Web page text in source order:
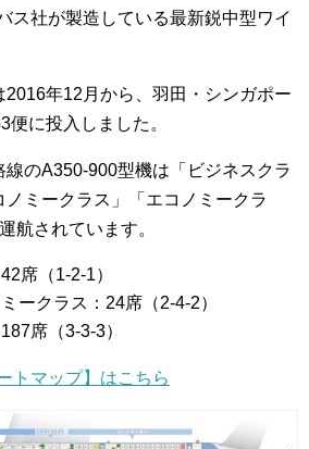
ス社が製造している最新鋭中型ワイ
2016年12月から、羽田・シンガポー
便に投入しました。
線のA350-900型機は「ビジネスクラ
ノミークラス」「エコノミークラ
航されています。
席（1-2-1）
ークラス：24席（2-4-2）
席（3-3-3）
トマップ】はこちら